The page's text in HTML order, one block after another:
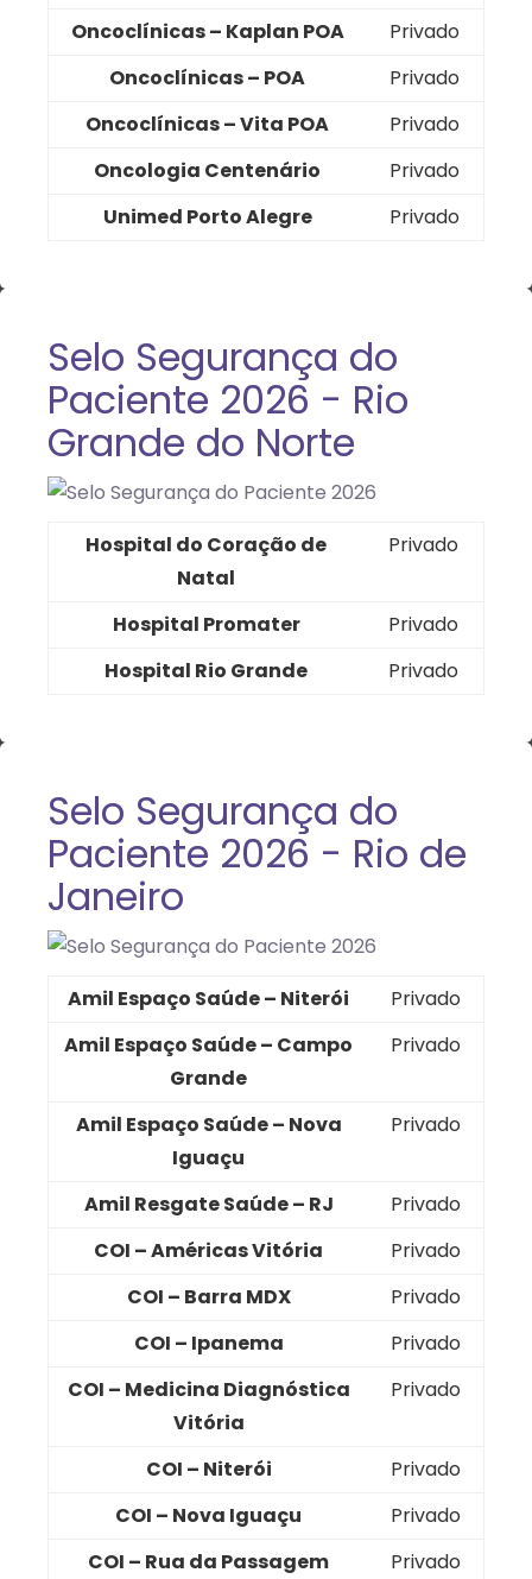
Oncoclínicas – Kaplan POA
Privado
Oncoclínicas – POA
Privado
Oncoclínicas – Vita POA
Privado
Oncologia Centenário
Privado
Unimed Porto Alegre
Privado
Selo Segurança do
Paciente 2026 - Rio
Grande do Norte
Hospital do Coração de
Natal
Privado
Hospital Promater
Privado
Hospital Rio Grande
Privado
Selo Segurança do
Paciente 2026 - Rio de
Janeiro
Amil Espaço Saúde – Niterói
Privado
Amil Espaço Saúde – Campo
Grande
Privado
Amil Espaço Saúde – Nova
Iguaçu
Privado
Amil Resgate Saúde – RJ
Privado
COI – Américas Vitória
Privado
COI – Barra MDX
Privado
COI – Ipanema
Privado
COI – Medicina Diagnóstica
Vitória
Privado
COI – Niterói
Privado
COI – Nova Iguaçu
Privado
COI – Rua da Passagem
Privado